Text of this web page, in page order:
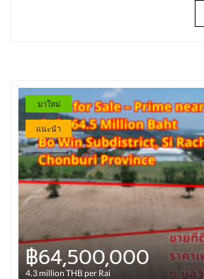
มาใหม่
แนะนำ
฿64,500,000
4.3 million THB per Rai